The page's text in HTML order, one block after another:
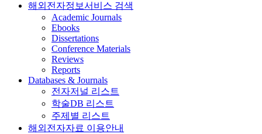
해외전자정보서비스 검색
Academic Journals
Ebooks
Dissertations
Conference Materials
Reviews
Reports
Databases & Journals
전자저널 리스트
학술DB 리스트
주제별 리스트
해외전자자료 이용안내